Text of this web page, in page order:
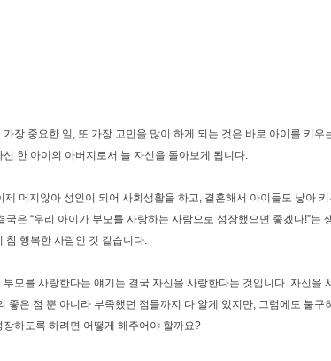
가장 중요한 일, 또 가장 고민을 많이 하게 되는 것은 바로 아이를 키
신 한 아이의 아버지로서 늘 자신을 돌아보게 됩니다.
제 머지않아 성인이 되어 사회생활을 하고, 결혼해서 아이들도 낳아
국은 “우리 아이가 부모를 사랑하는 사람으로 성장했으면 좋겠다!”
참 행복한 사람인 것 같습니다.
부모를 사랑한다는 얘기는 결국 자신을 사랑한다는 것입니다. 자신을
좋은 점 뿐 아니라 부족했던 점들까지 다 알게 있지만, 그럼에도 불
장하도록 하려면 어떻게 해주어야 할까요?